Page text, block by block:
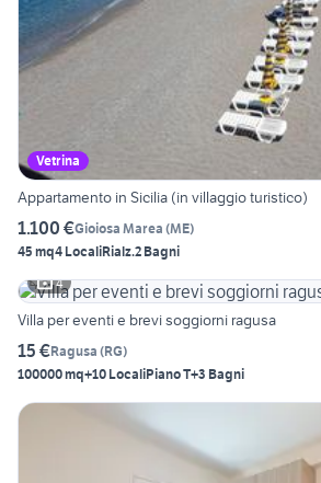
Vetrina
Appartamento in Sicilia (in villaggio turistico)
1.100 €Gioiosa Marea (ME)
45 mq4 LocaliRialz.2 Bagni
4
Villa per eventi e brevi soggiorni ragusa
15 €Ragusa (RG)
100000 mq+10 LocaliPiano T+3 Bagni